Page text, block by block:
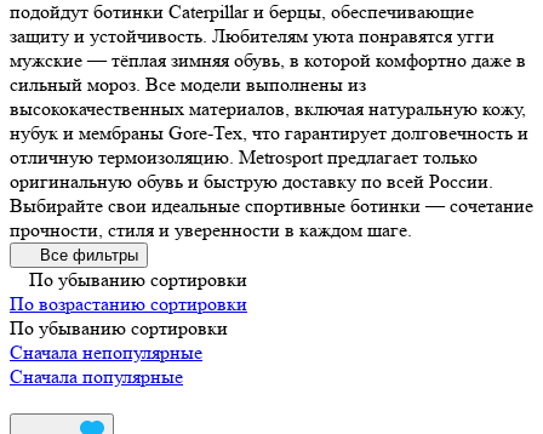
подойдут ботинки Caterpillar и берцы, обеспечивающие
защиту и устойчивость. Любителям уюта понравятся угги
мужские — тёплая зимняя обувь, в которой комфортно даже в
сильный мороз. Все модели выполнены из
высококачественных материалов, включая натуральную кожу,
нубук и мембраны Gore-Tex, что гарантирует долговечность и
отличную термоизоляцию. Metrosport предлагает только
оригинальную обувь и быструю доставку по всей России.
Выбирайте свои идеальные спортивные ботинки — сочетание
прочности, стиля и уверенности в каждом шаге.
Все фильтры
По убыванию сортировки
По возрастанию сортировки
По убыванию сортировки
Сначала непопулярные
Сначала популярные